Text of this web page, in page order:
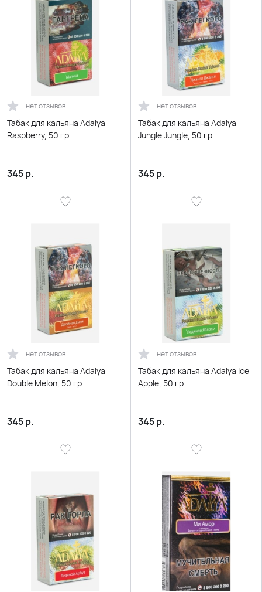
нет отзывов
Табак для кальяна Adalya
Raspberry, 50 гр
345р.
нет отзывов
Табак для кальяна Adalya
Jungle Jungle, 50 гр
345р.
нет отзывов
Табак для кальяна Adalya
Double Melon, 50 гр
345р.
нет отзывов
Табак для кальяна Adalya Ice
Apple, 50 гр
345р.